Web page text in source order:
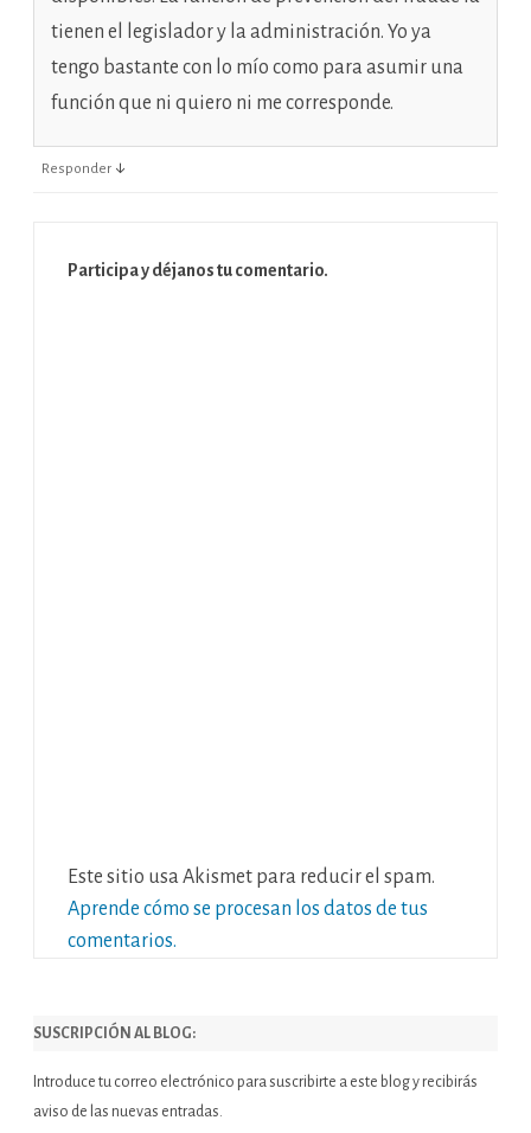
tienen el legislador y la administración. Yo ya
tengo bastante con lo mío como para asumir una
función que ni quiero ni me corresponde.
Responder ↓
Participa y déjanos tu comentario.
Este sitio usa Akismet para reducir el spam.
Aprende cómo se procesan los datos de tus
comentarios.
SUSCRIPCIÓN AL BLOG:
Introduce tu correo electrónico para suscribirte a este blog y recibirás
aviso de las nuevas entradas.